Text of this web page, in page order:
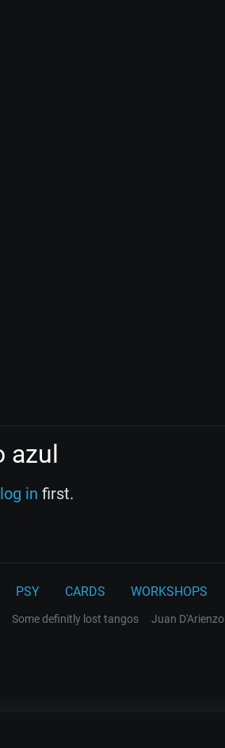
log in first.
PSY CARDS WORKSHOPS
Some definitly lost tangos Juan D'Arienzo